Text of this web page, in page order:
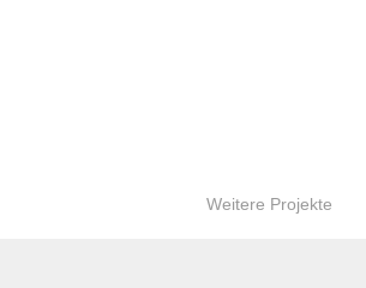
Weitere Projekte